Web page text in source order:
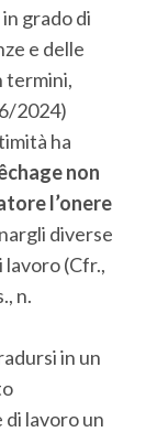
grado di
e delle
termini,
2024)
ha
non
l’onere
diverse
lavoro (Cfr.,
n.
in un
lavoro un